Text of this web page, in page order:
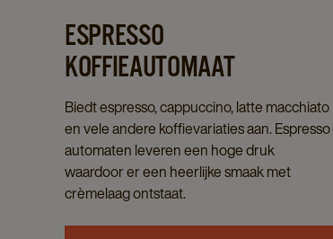
ESPRESSO
KOFFIEAUTOMAAT
Biedt espresso, cappuccino, latte macchiato
en vele andere koffievariaties aan. Espresso
automaten leveren een hoge druk
waardoor er een heerlijke smaak met
crèmelaag ontstaat.